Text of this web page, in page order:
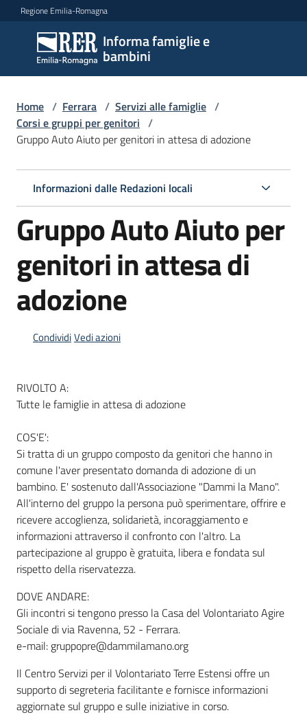
Vai al contenuto
Vai alla navigazione
Vai al footer
Regione Emilia-Romagna
Informa famiglie e
bambini
Informa
famiglie
e
bambini
Menu selezionato
per
le
famiglie
Newsletter
Home / Ferrara / Servizi alle famiglie /
Corsi e gruppi per genitori /
Gruppo Auto Aiuto per genitori in attesa di adozione
Informazioni dalle Redazioni locali
Gruppo Auto Aiuto per
genitori in attesa di
adozione
CondividiVedi azioni
RIVOLTO A:
Tutte le famiglie in attesa di adozione
COS'E':
Si tratta di un gruppo composto da genitori che hanno in
comune l'aver presentato domanda di adozione di un
bambino. E' sostenuto dall'Associazione "Dammi la Mano".
All'interno del gruppo la persona può sperimentare, offrire e
ricevere accoglienza, solidarietà, incoraggiamento e
informazioni attraverso il confronto con l'altro. La
partecipazione al gruppo è gratuita, libera e fondata sul
rispetto della riservatezza.
DOVE ANDARE:
Gli incontri si tengono presso la Casa del Volontariato Agire
Sociale di via Ravenna, 52 - Ferrara.
e-mail: gruppopre@dammilamano.org
Il Centro Servizi per il Volontariato Terre Estensi offre un
supporto di segreteria facilitante e fornisce informazioni
aggiornate sul gruppo e sulle iniziative in corso.